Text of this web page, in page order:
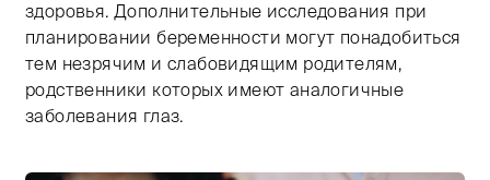
здоровья. Дополнительные исследования при
планировании беременности могут понадобиться
тем незрячим и слабовидящим родителям,
родственники которых имеют аналогичные
заболевания глаз.